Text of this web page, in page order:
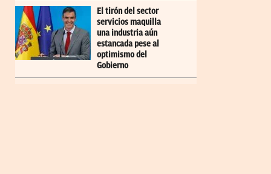
El tirón del sector
servicios maquilla
una industria aún
estancada pese al
optimismo del
Gobierno